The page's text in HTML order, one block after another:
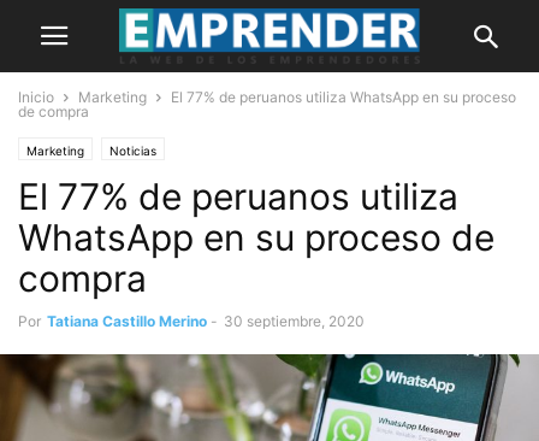
Inicio Marketing
El 77% de peruanos utiliza WhatsApp en su proceso
de compra
Marketing Noticias
El 77% de peruanos utiliza
WhatsApp en su proceso de
compra
Por Tatiana Castillo Merino - 30 septiembre, 2020